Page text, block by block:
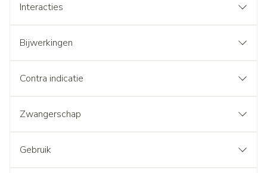
Interacties
Bijwerkingen
Contra indicatie
Zwangerschap
Gebruik